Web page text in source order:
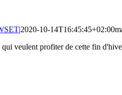
|2020-10-14T16:45:45+02:00
qui veulent profiter de cette fin